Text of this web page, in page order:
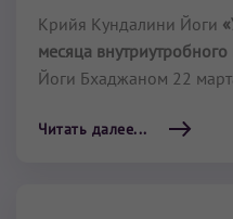
Крийя Кундалини Йоги
месяца
Йоги Бхаджаном 22
Читать далее...